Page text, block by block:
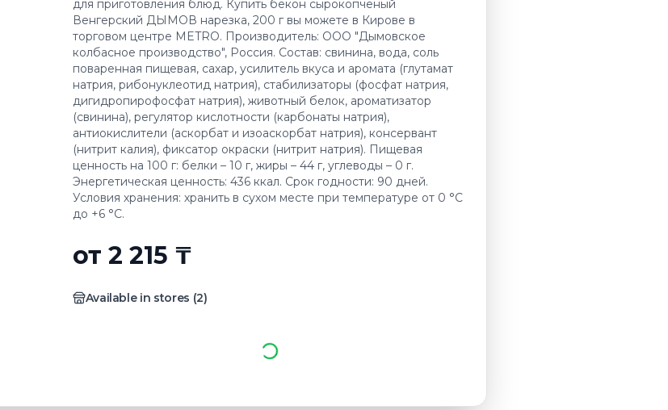
для приготовления блюд. Купить бекон сырокопченый
Венгерский ДЫМОВ нарезка, 200 г вы можете в Кирове в
торговом центре METRO. Производитель: ООО "Дымовское
колбасное производство", Россия. Состав: свинина, вода, соль
поваренная пищевая, сахар, усилитель вкуса и аромата (глутамат
натрия, рибонуклеотид натрия), стабилизаторы (фосфат натрия,
дигидропирофосфат натрия), животный белок, ароматизатор
(свинина), регулятор кислотности (карбонаты натрия),
антиокислители (аскорбат и изоаскорбат натрия), консервант
(нитрит калия), фиксатор окраски (нитрит натрия). Пищевая
ценность на 100 г: белки – 10 г, жиры – 44 г, углеводы – 0 г.
Энергетическая ценность: 436 ккал. Срок годности: 90 дней.
Условия хранения: хранить в сухом месте при температуре от 0 °C
до +6 °C.
от 2 215 ₸
Available in stores (2)